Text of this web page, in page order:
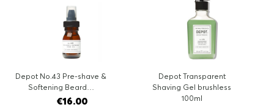
Depot No.43 Pre-shave &
Softening Beard…
€16.00
Depot Transparent
Shaving Gel brushless
100ml